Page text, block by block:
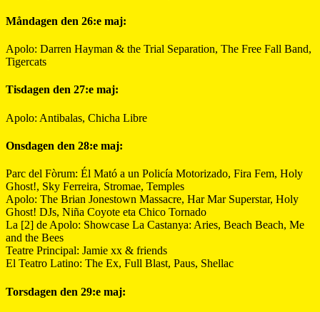
Måndagen den 26:e maj:
Apolo: Darren Hayman & the Trial Separation, The Free Fall Band,
Tigercats
Tisdagen den 27:e maj:
Apolo: Antibalas, Chicha Libre
Onsdagen den 28:e maj:
Parc del Fòrum: Él Mató a un Policía Motorizado, Fira Fem, Holy
Ghost!, Sky Ferreira, Stromae, Temples
Apolo: The Brian Jonestown Massacre, Har Mar Superstar, Holy
Ghost! DJs, Niña Coyote eta Chico Tornado
La [2] de Apolo: Showcase La Castanya: Aries, Beach Beach, Me
and the Bees
Teatre Principal: Jamie xx & friends
El Teatro Latino: The Ex, Full Blast, Paus, Shellac
Torsdagen den 29:e maj: